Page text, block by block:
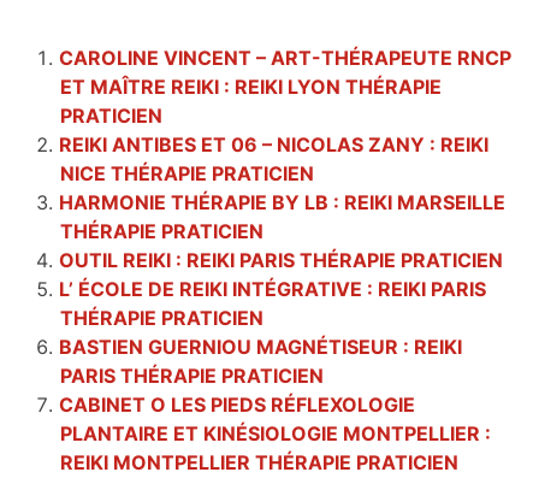
CAROLINE VINCENT – ART-THÉRAPEUTE RNCP
ET MAÎTRE REIKI : REIKI LYON THÉRAPIE
PRATICIEN
REIKI ANTIBES ET 06 – NICOLAS ZANY : REIKI
NICE THÉRAPIE PRATICIEN
HARMONIE THÉRAPIE BY LB : REIKI MARSEILLE
THÉRAPIE PRATICIEN
OUTIL REIKI : REIKI PARIS THÉRAPIE PRATICIEN
L’ ÉCOLE DE REIKI INTÉGRATIVE : REIKI PARIS
THÉRAPIE PRATICIEN
BASTIEN GUERNIOU MAGNÉTISEUR : REIKI
PARIS THÉRAPIE PRATICIEN
CABINET O LES PIEDS RÉFLEXOLOGIE
PLANTAIRE ET KINÉSIOLOGIE MONTPELLIER :
REIKI MONTPELLIER THÉRAPIE PRATICIEN